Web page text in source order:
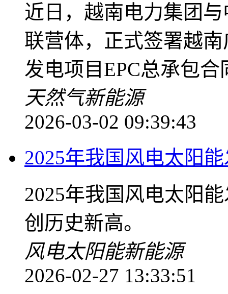
近日，越南电力集团
联营体，正式签署越
发电项目EPC总承包合
天然气新能源
2026-03-02 09:39:43
2025年我国风电太阳
2025年我国风电太阳
创历史新高。
风电太阳能新能源
2026-02-27 13:33:51